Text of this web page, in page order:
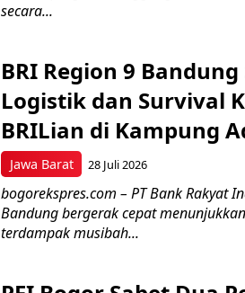
secara...
Jawa Barat
BRI Region 9
Logistik dan Survival
BRILian di Kampung
28 Juli 2026
bogorekspres.com – PT Bank Rakyat
Bandung bergerak cepat
terdampak musibah...